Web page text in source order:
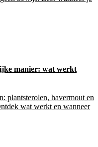
manier: wat werkt
plantsterolen, havermout en
wat werkt en wanneer